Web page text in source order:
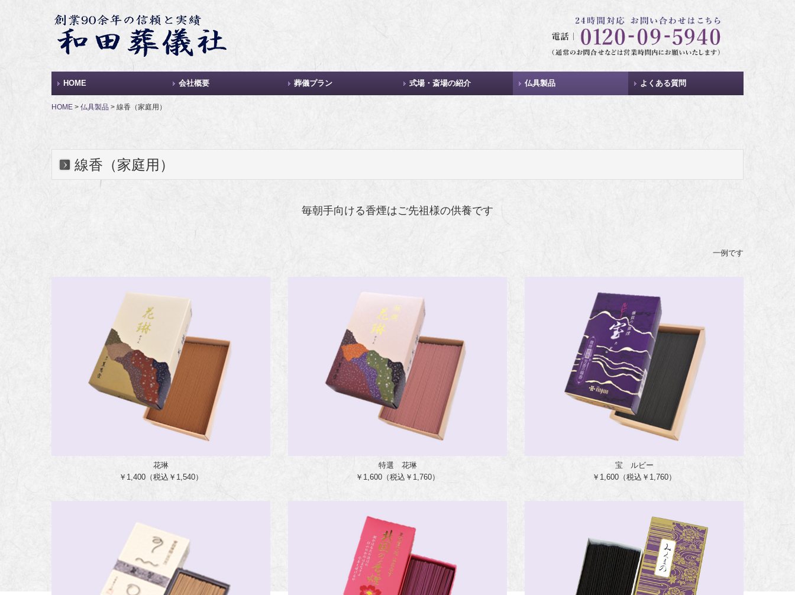
HOME 会社概要 葬儀プラン 式場・斎場の紹介 仏具製品 よくある質問
HOME 仏具製品 線香（家庭用）
線香（家庭用）
毎朝手向ける香煙はご先祖様の供養です
一例です
花琳
￥1,400（税込￥1,540）
特選 花琳
￥1,600（税込￥1,760）
宝 ルビー
￥1,600（税込￥1,760）